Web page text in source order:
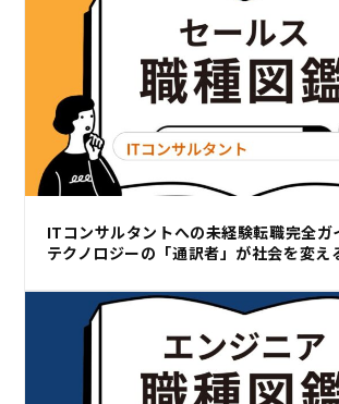
ITコンサルタントへの未経験転職完全ガ
テクノロジーの「通訳者」が社会を変え